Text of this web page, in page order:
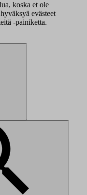
koska et ole
evästeet
-painiketta.